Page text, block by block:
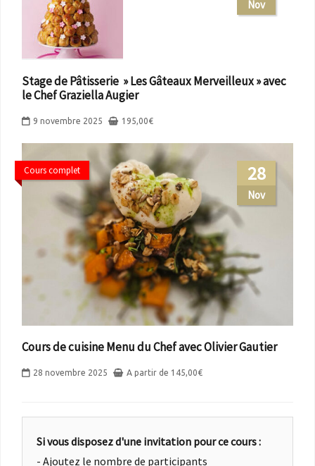
Nov
Stage de Pâtisserie » Les Gâteaux Merveilleux » avec
le Chef Graziella Augier
9 novembre 2025 195,00€
28
Nov
Cours complet
Cours de cuisine Menu du Chef avec Olivier Gautier
28 novembre 2025 A partir de 145,00€
Si vous disposez d'une invitation pour ce cours :
- Ajoutez le nombre de participants